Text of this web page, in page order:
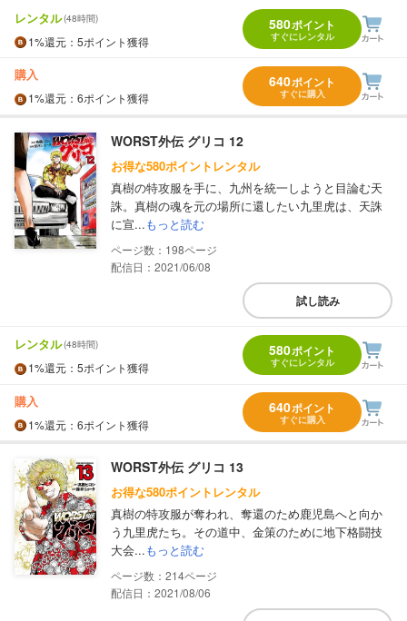
レンタル(48時間)
1%還元 ：5ポイント獲得
580ポイント
すぐにレンタル
購入
1%還元 ：6ポイント獲得
640ポイント
すぐに購入
WORST外伝 グリコ 12
お得な580ポイントレンタル
真樹の特攻服を手に、九州を統一しようと目論む天
誅。真樹の魂を元の場所に還したい九里虎は、天誅
に宣...もっと読む
198
配信日：2021/06/08
試し読み
レンタル(48時間)
1%還元 ：5ポイント獲得
580ポイント
すぐにレンタル
購入
1%還元 ：6ポイント獲得
640ポイント
すぐに購入
WORST外伝 グリコ 13
お得な580ポイントレンタル
真樹の特攻服が奪われ、奪還のため鹿児島へと向か
う九里虎たち。その道中、金策のために地下格闘技
大会...もっと読む
214
配信日：2021/08/06